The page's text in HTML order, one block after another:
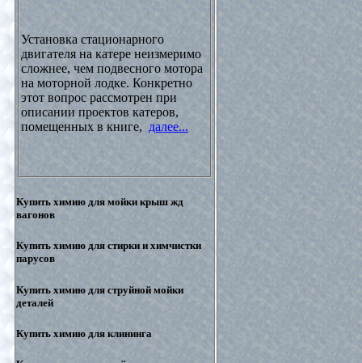
Установка стационарного
двигателя на катере неизмеримо
сложнее, чем подвесного мотора
на моторной лодке. Конкретно
этот вопрос рассмотрен при
описании проектов катеров,
помещенных в книге, далее...
Купить химию для мойки крыш жд
вагонов
Купить химию для стирки и химчистки
парусов
Купить химию для струйной мойки
деталей
Купить химию для клининга